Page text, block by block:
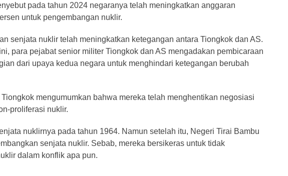
pada tahun 2024 negaranya telah meningkatkan anggaran
untuk pengembangan nuklir.
senjata nuklir telah meningkatkan ketegangan antara Tiongkok dan AS.
para pejabat senior militer Tiongkok dan AS mengadakan pembicaraan
dari upaya kedua negara untuk menghindari ketegangan berubah
mengumumkan bahwa mereka telah menghentikan negosiasi
proliferasi nuklir.
nuklirnya pada tahun 1964. Namun setelah itu, Negeri Tirai Bambu
senjata nuklir. Sebab, mereka bersikeras untuk tidak
dalam konflik apa pun.